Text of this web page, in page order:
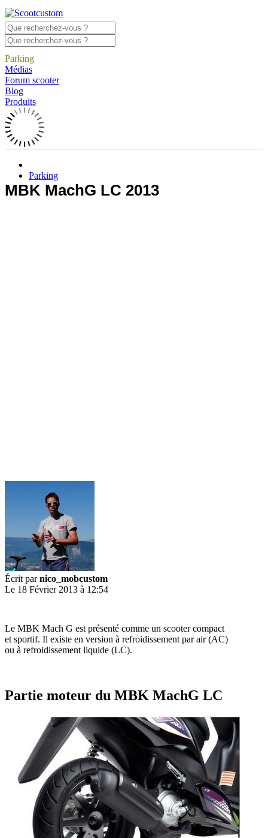
Parking
Médias
Forum scooter
Blog
Produits
Parking
MBK MachG LC 2013
Écrit parnico_mobcustom
Le 18 Février 2013 à 12:54
Le MBK Mach G est présenté comme un scooter compact
et sportif. Il existe en version à refroidissement par air (AC)
ou à refroidissement liquide (LC).
Partie moteur du MBK MachG LC